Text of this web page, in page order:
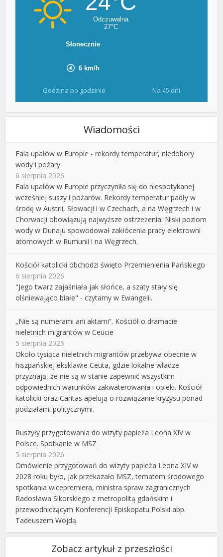
Godzina po godzinie Na 45 dni
Wiadomości
Fala upałów w Europie - rekordy temperatur, niedobory
wody i pożary
6 sierpnia 2026
Fala upałów w Europie przyczyniła się do niespotykanej
wcześniej suszy i pożarów. Rekordy temperatur padły w
środę w Austrii, Słowacji i w Czechach, a na Węgrzech i w
Chorwacji obowiązują najwyższe ostrzeżenia. Niski poziom
wody w Dunaju spowodował zakłócenia pracy elektrowni
atomowych w Rumunii i na Węgrzech.
Kościół katolicki obchodzi święto Przemienienia Pańskiego
6 sierpnia 2026
"Jego twarz zajaśniała jak słońce, a szaty stały się
olśniewająco białe" - czytamy w Ewangelii.
„Nie są numerami ani aktami”. Kościół o dramacie
nieletnich migrantów w Ceucie
5 sierpnia 2026
Około tysiąca nieletnich migrantów przebywa obecnie w
hiszpańskiej eksklawie Ceuta, gdzie lokalne władze
przyznają, że nie są w stanie zapewnić wszystkim
odpowiednich warunków zakwaterowania i opieki. Kościół
katolicki oraz Caritas apelują o rozwiązanie kryzysu ponad
podziałami politycznymi.
Ruszyły przygotowania do wizyty papieża Leona XIV w
Polsce. Spotkanie w MSZ
5 sierpnia 2026
Omówienie przygotowań do wizyty papieża Leona XIV w
2028 roku było, jak przekazało MSZ, tematem środowego
spotkania wicepremiera, ministra spraw zagranicznych
Radosława Sikorskiego z metropolitą gdańskim i
przewodniczącym Konferencji Episkopatu Polski abp.
Tadeuszem Wojdą.
Zobacz artykuł z przeszłości